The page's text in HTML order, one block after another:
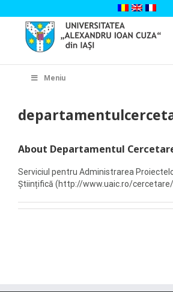
to
content
Meniu
About Departamentul
Serviciul pentru Administrarea
Științifică (http://www.uaic.ro/